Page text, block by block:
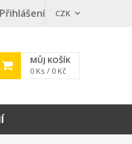
Přihlášení CZK
MŮJ KOŠÍK
0 Ks / 0 Kč